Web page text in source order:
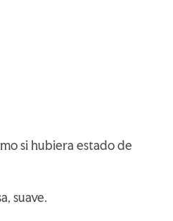
si hubiera estado de
suave.